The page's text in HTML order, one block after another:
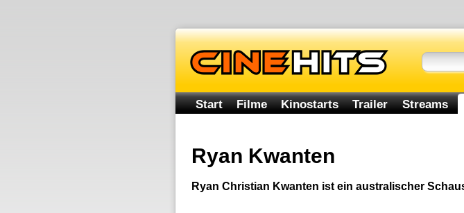
Start Filme Kinostarts Trailer Streams
Ryan Kwanten
Ryan Christian Kwanten ist ein australischer